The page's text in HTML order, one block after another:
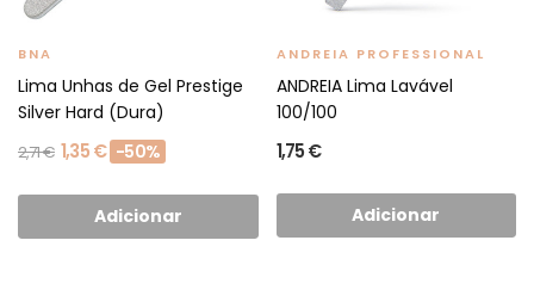
BNA
Lima Unhas de Gel Prestige
Silver Hard (Dura)
2,71 € 1,35 € -50%
Adicionar
ANDREIA PROFESSIONAL
ANDREIA Lima Lavável
100/100
1,75 €
Adicionar